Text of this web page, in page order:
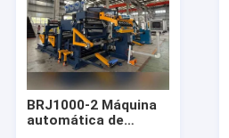
BRJ1000-2 Máquina
automática de